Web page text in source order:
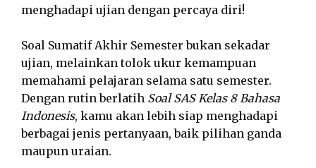
menghadapi ujian dengan percaya diri!
Soal Sumatif Akhir Semester bukan sekadar
ujian, melainkan tolok ukur kemampuan
memahami pelajaran selama satu semester.
Dengan rutin berlatih Soal SAS Kelas 8 Bahasa
Indonesis, kamu akan lebih siap menghadapi
berbagai jenis pertanyaan, baik pilihan ganda
maupun uraian.